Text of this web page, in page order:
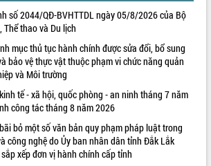
số 2044/QĐ-BVHTTDL ngày 05/8/2026 của Bộ
thao và Du lịch
mục thủ tục hành chính được sửa đổi, bổ sung
bảo vệ thực vật thuộc phạm vi chức năng quản
và Môi trường
tế - xã hội, quốc phòng - an ninh tháng 7 năm
công tác tháng 8 năm 2026
bỏ một số văn bản quy phạm pháp luật trong
công nghệ do Ủy ban nhân dân tỉnh Đắk Lắk
xếp đơn vị hành chính cấp tỉnh